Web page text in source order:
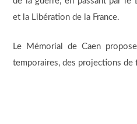
et la Libération de la France.
Le Mémorial de Caen
temporaires, des projections de